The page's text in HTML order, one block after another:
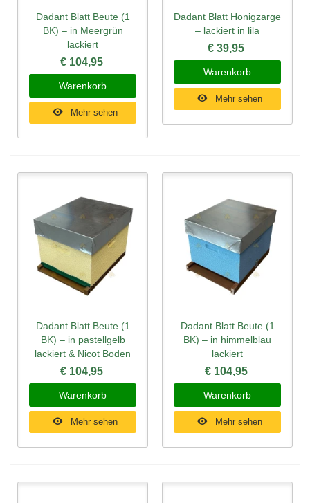
Dadant Blatt Beute (1
BK) – in Meergrün
lackiert
€ 104,95
Warenkorb
Mehr sehen
Dadant Blatt Honigzarge
– lackiert in lila
€ 39,95
Warenkorb
Mehr sehen
Dadant Blatt Beute (1
BK) – in pastellgelb
lackiert & Nicot Boden
€ 104,95
Warenkorb
Mehr sehen
Dadant Blatt Beute (1
BK) – in himmelblau
lackiert
€ 104,95
Warenkorb
Mehr sehen